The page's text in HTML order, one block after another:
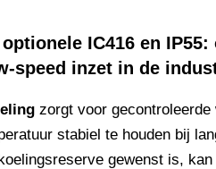
IC416 en
speed inzet in de
zorgt voor gecontroleerde
stabiel te houden bij
gewenst is,